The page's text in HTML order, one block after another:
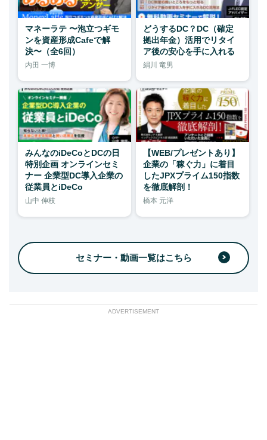
マネーラテ 〜泡立つギモ
ンを資産形成Cafeで解
決〜（全6回）
内田 一博
どうするDC？DC（確定
拠出年金）活用でリタイ
ア後の安心を手に入れる
絹川 竜男
みんなのiDeCoとDCの日
特別企画 オンラインセミ
ナー 企業型DC導入企業の
従業員とiDeCo
山中 伸枝
【WEB/プレゼントあり】
企業の「稼ぐ力」に着目
したJPXプライム150指数
を徹底解剖！
橋本 元洋
セミナー・動画一覧はこちら
ADVERTISEMENT